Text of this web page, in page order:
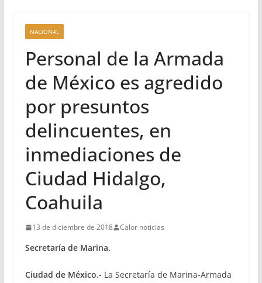
NACIONAL
Personal de la Armada
de México es agredido
por presuntos
delincuentes, en
inmediaciones de
Ciudad Hidalgo,
Coahuila
13 de diciembre de 2018 Calor noticias
Secretaría de Marina.
Ciudad de México.- La Secretaría de Marina-Armada